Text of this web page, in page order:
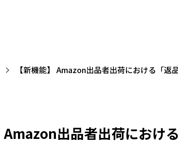
【新機能】 Amazon出品者出荷における「返
Amazon出品者出荷におけ